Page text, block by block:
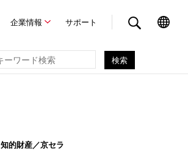
企業情報 サポート
知的財産／京セラ